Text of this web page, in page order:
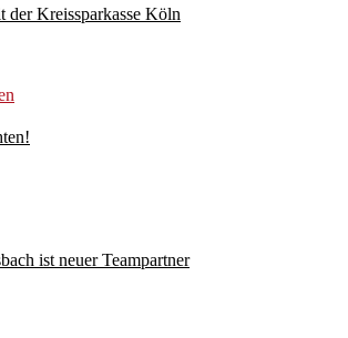
der Kreissparkasse Köln
ist neuer Teampartner